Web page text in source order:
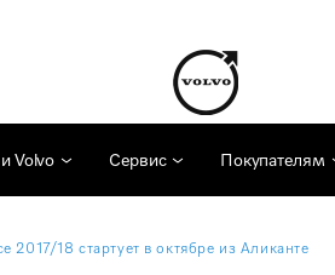
Volvo Сервис Покупателям
2017/18 стартует в октябре из Аликанте